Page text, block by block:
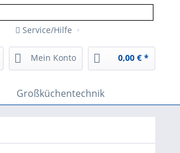
Service/Hilfe
Mein Konto 0,00 € *
Großküchentechnik